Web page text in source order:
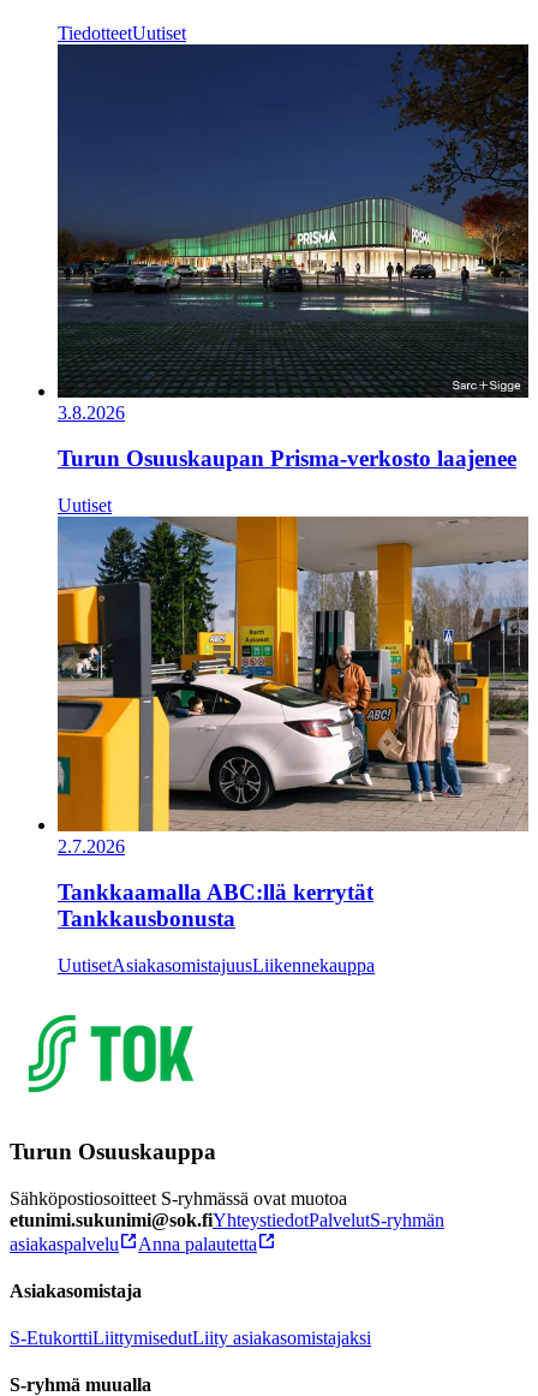
TiedotteetUutiset
3.8.2026
Turun Osuuskaupan Prisma-verkosto laajenee
Uutiset
2.7.2026
Tankkaamalla ABC:llä kerrytät
Tankkausbonusta
UutisetAsiakasomistajuusLiikennekauppa
Turun Osuuskauppa
Sähköpostiosoitteet S-ryhmässä ovat muotoa
etunimi.sukunimi@sok.fiYhteystiedotPalvelutS-ryhmän
asiakaspalvelu
Anna palautetta
Asiakasomistaja
S-EtukorttiLiittymisedutLiity asiakasomistajaksi
S-ryhmä muualla